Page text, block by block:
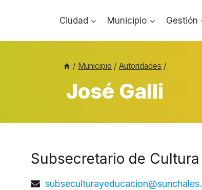
Ciudad Municipio Gestión
/ Municipio / Autoridades /
José Galli
Subsecretario de